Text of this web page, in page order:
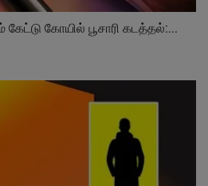
கேட்டு கோயில் பூசாரி கடத்தல்:...